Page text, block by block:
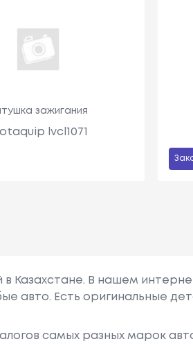
зажигания
lvcl1071
Казахстане. В нашем
авто. Есть оригинальные
самых разных марок